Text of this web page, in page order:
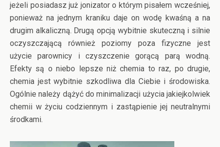
jeżeli posiadasz już jonizator o którym pisałem wcześniej,
ponieważ na jednym kraniku daje on wodę kwaśną a na
drugim alkaliczną. Drugą opcją wybitnie skuteczną i silnie
oczyszczającą również poziomy poza fizyczne jest
użycie parownicy i czyszczenie gorącą parą wodną.
Efekty są o niebo lepsze niż chemia to raz, po drugie,
chemia jest wybitnie szkodliwa dla Ciebie i środowiska.
Ogólnie należy dążyć do minimalizacji użycia jakiejkolwiek
chemii w życiu codziennym i zastąpienie jej neutralnymi
środkami.